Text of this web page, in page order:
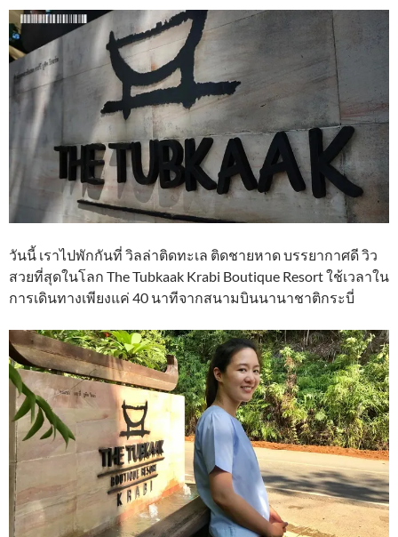
วันนี้ เราไปพักกันที่ วิลล่าติดทะเล ติดชายหาด บรรยากาศดี วิว
สวยที่สุดในโลก The Tubkaak Krabi Boutique Resort ใช้เวลาใน
การเดินทางเพียงแค่ 40 นาทีจากสนามบินนานาชาติกระบี่